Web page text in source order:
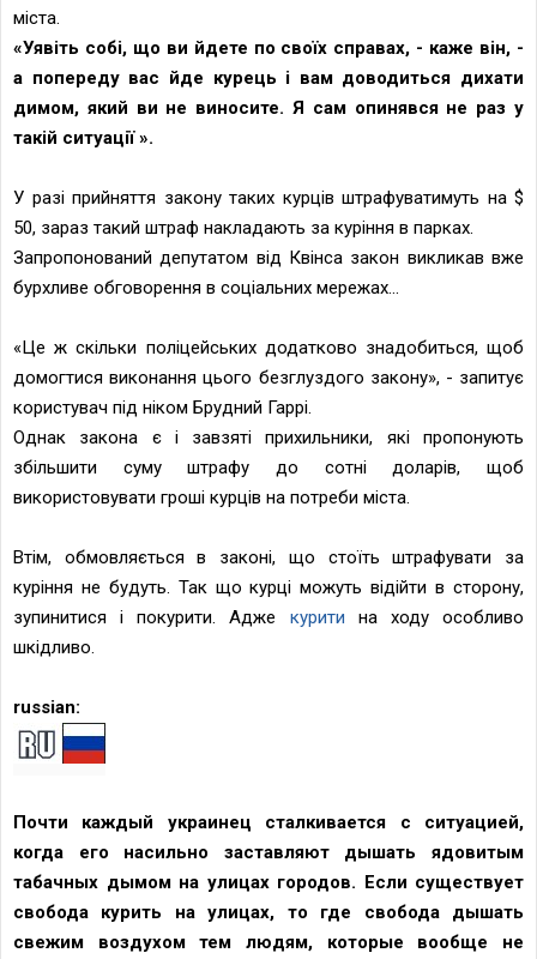
міста.
«Уявіть собі, що ви йдете по своїх справах, - каже він, -
а попереду вас йде курець і вам доводиться дихати
димом, який ви не виносите. Я сам опинявся не раз у
такій ситуації ».
У разі прийняття закону таких курців штрафуватимуть на $
50, зараз такий штраф накладають за куріння в парках.
Запропонований депутатом від Квінса закон викликав вже
бурхливе обговорення в соціальних мережах...
«Це ж скільки поліцейських додатково знадобиться, щоб
домогтися виконання цього безглуздого закону», - запитує
користувач під ніком Брудний Гаррі.
Однак закона є і завзяті прихильники, які пропонують
збільшити суму штрафу до сотні доларів, щоб
використовувати гроші курців на потреби міста.
Втім, обмовляється в законі, що стоїть штрафувати за
куріння не будуть. Так що курці можуть відійти в сторону,
зупинитися і покурити. Адже курити на ходу особливо
шкідливо.
russian:
Почти каждый украинец сталкивается с ситуацией,
когда его насильно заставляют дышать ядовитым
табачных дымом на улицах городов. Если существует
свобода курить на улицах, то где свобода дышать
свежим воздухом тем людям, которые вообще не